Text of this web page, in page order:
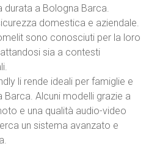
durata a Bologna Barca.
domestica e aziendale.
sono conosciuti per la loro
sia a contesti
li rende ideali per famiglie e
Alcuni modelli grazie a
e una qualità audio-video
un sistema avanzato e